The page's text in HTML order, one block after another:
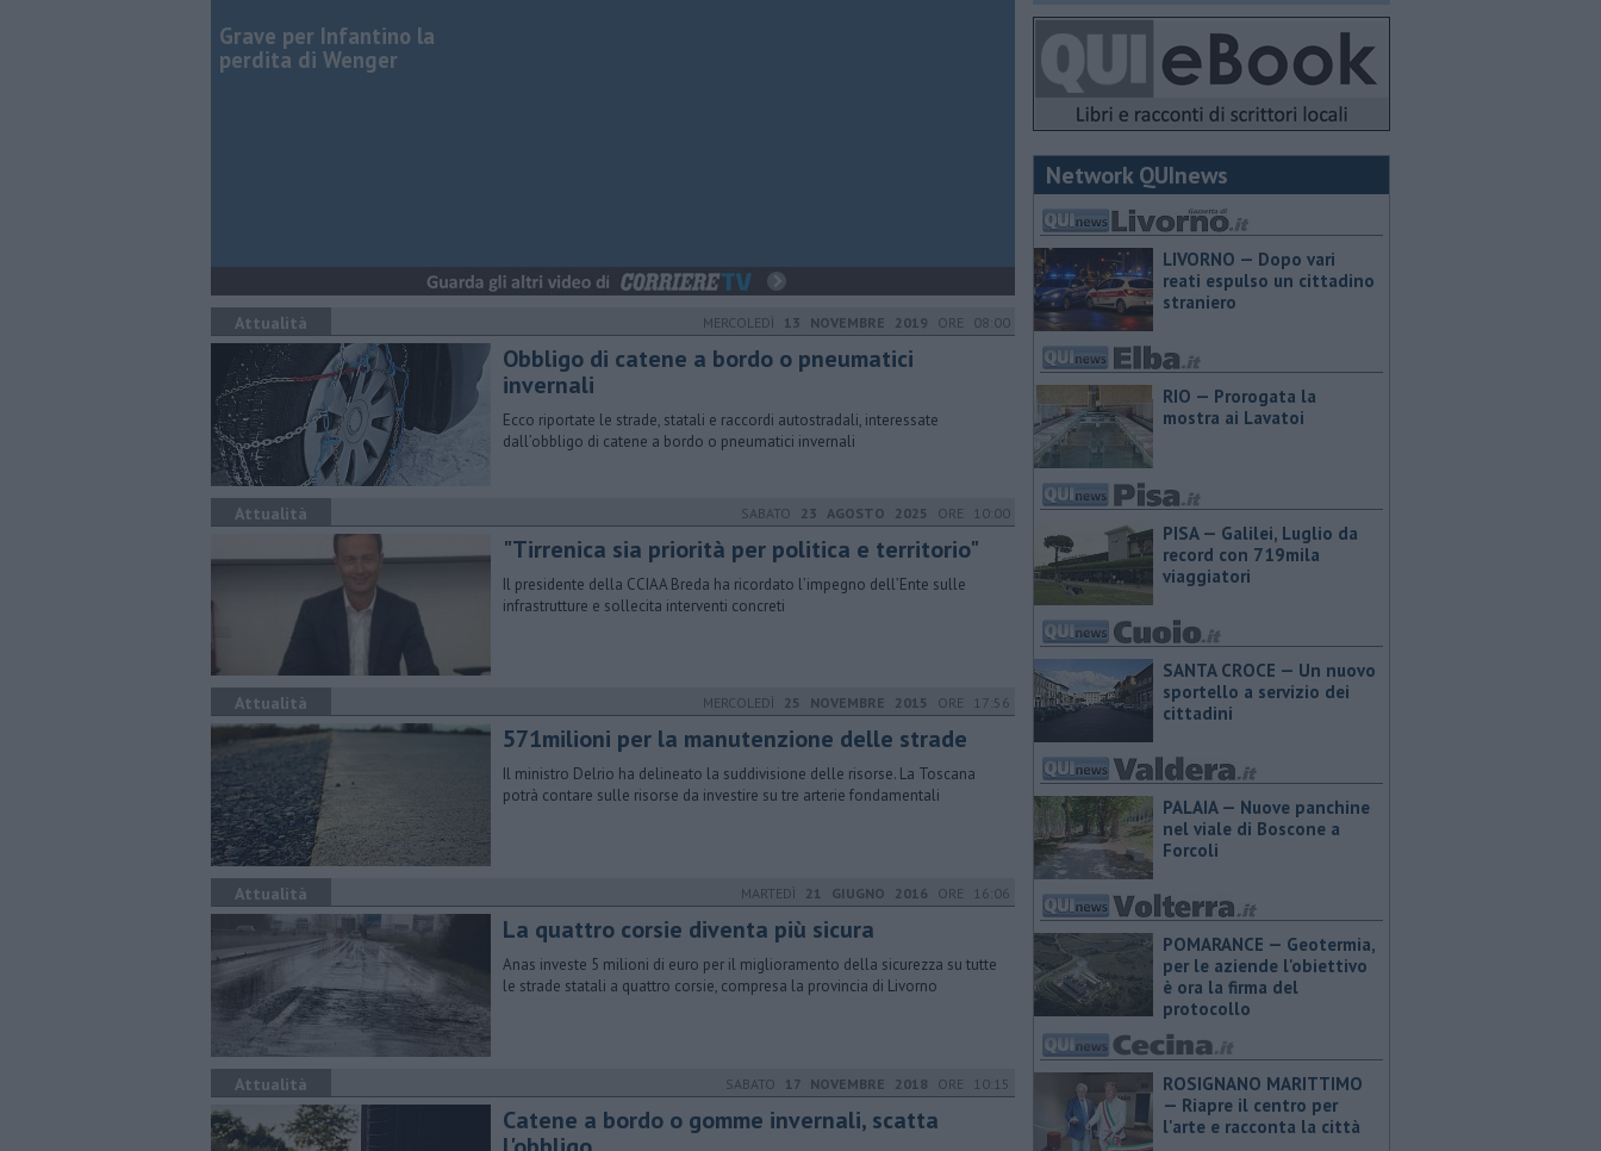
Grave per Infantino la
perdita di Wenger
Attualità MERCOLEDÌ 13 NOVEMBRE 2019 ORE 08:00
Obbligo di catene a bordo o pneumatici
invernali
Ecco riportate le strade, statali e raccordi autostradali, interessate
dall’obbligo di catene a bordo o pneumatici invernali
Attualità SABATO 23 AGOSTO 2025 ORE 10:00
"Tirrenica sia priorità per politica e territorio"
Il presidente della CCIAA Breda ha ricordato l’impegno dell’Ente sulle
infrastrutture e sollecita interventi concreti
Attualità MERCOLEDÌ 25 NOVEMBRE 2015 ORE 17:56
571milioni per la manutenzione delle strade
Il ministro Delrio ha delineato la suddivisione delle risorse. La Toscana
potrà contare sulle risorse da investire su tre arterie fondamentali
Attualità MARTEDÌ 21 GIUGNO 2016 ORE 16:06
La quattro corsie diventa più sicura
Anas investe 5 milioni di euro per il miglioramento della sicurezza su tutte
le strade statali a quattro corsie, compresa la provincia di Livorno
Attualità SABATO 17 NOVEMBRE 2018 ORE 10:15
Catene a bordo o gomme invernali, scatta
Network QUInews
LIVORNO — Dopo vari
reati espulso un cittadino
straniero
RIO — Prorogata la
mostra ai Lavatoi
PISA — Galilei, Luglio da
record con 719mila
viaggiatori
SANTA CROCE — Un nuovo
sportello a servizio dei
cittadini
PALAIA — Nuove panchine
nel viale di Boscone a
Forcoli
POMARANCE — Geotermia,
per le aziende l'obiettivo
è ora la firma del
protocollo
ROSIGNANO MARITTIMO
— Riapre il centro per
l'arte e racconta la città